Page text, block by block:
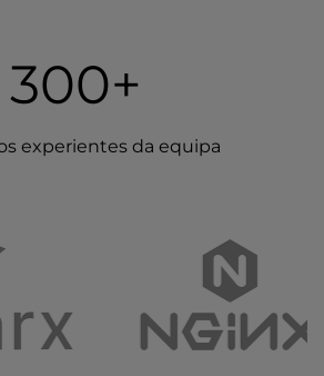
300+
experientes da equipa